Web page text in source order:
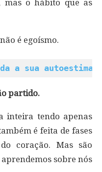
o hábito que as
é egoísmo.
a sua autoestima?
partido.
inteira tendo apenas
é feita de fases
coração. Mas são
sobre nós